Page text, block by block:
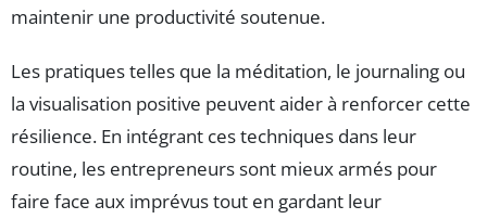
maintenir une productivité soutenue.
Les pratiques telles que la méditation, le journaling ou
la visualisation positive peuvent aider à renforcer cette
résilience. En intégrant ces techniques dans leur
routine, les entrepreneurs sont mieux armés pour
faire face aux imprévus tout en gardant leur